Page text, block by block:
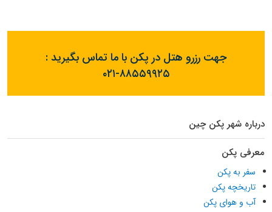
جهت رزرو هتل در پکن با ما تماس بگیرید :
۰۲۱-۸۸۵۵۹۹۲۵
درباره شهر پکن چین
معرفی پکن
سفر به پکن
تاریخچه پکن
آب و هوای پکن